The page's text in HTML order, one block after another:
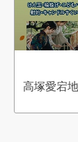
高塚愛宕